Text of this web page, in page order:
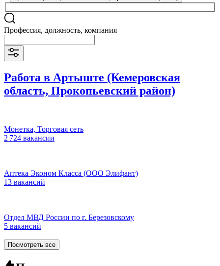
Профессия, должность, компания
Работа в Артыште (Кемеровская
область, Прокопьевский район)
Монетка, Торговая сеть
2 724 вакансии
Аптека Эконом Класса (ООО Элифант)
13 вакансий
Отдел МВД России по г. Березовскому
5 вакансий
Посмотреть все